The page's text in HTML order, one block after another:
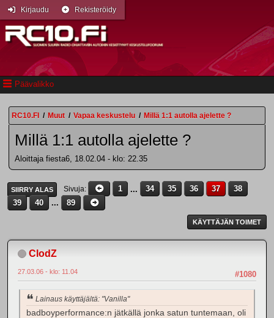
Päävalikko
Kirjaudu Rekisteröidy
RC10.FI / Muut / Vapaa keskustelu / Millä 1:1 autolla ajelette ?
Millä 1:1 autolla ajelette ?
Aloittaja fiesta6, 18.02.04 - klo: 22.35
SIIRRY ALAS Sivuja 1 ... 34 35 36 37
38
39
40 ... 89
KÄYTTÄJÄN TOIMET
ClodZ
#1080
27.03.06 - klo: 11.04
Lainaus käyttäjältä: "Vanilla"
badboyperformance:n jätkällä jonka satun tuntemaan, oli